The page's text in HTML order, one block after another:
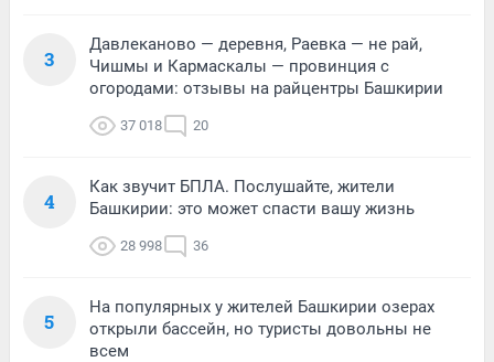
3
Давлеканово — деревня, Раевка — не рай,
Чишмы и Кармаскалы — провинция с
огородами: отзывы на райцентры Башкирии
37 018 20
4
Как звучит БПЛА. Послушайте, жители
Башкирии: это может спасти вашу жизнь
28 998 36
5
На популярных у жителей Башкирии озерах
открыли бассейн, но туристы довольны не
всем